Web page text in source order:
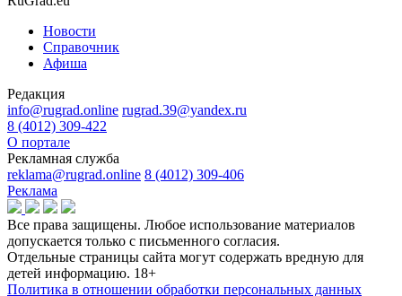
Новости
Справочник
Афиша
Редакция
info@rugrad.online rugrad.39@yandex.ru
8 (4012) 309-422
О портале
Рекламная служба
reklama@rugrad.online 8 (4012) 309-406
Реклама
Все права защищены. Любое использование материалов
допускается только с письменного согласия.
Отдельные страницы сайта могут содержать вредную для
детей информацию. 18+
Политика в отношении обработки персональных данных